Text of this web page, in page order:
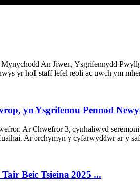
An Jiwen, Ysgrifennydd
yr holl staff lefel reoli ac uwch ym
yn Ysgrifennu Pennod
Ar Chwefror 3, cynhaliwyd
Ar orchymyn y cyfarwyddwr ar y
Beic Tsieina 2025 ...